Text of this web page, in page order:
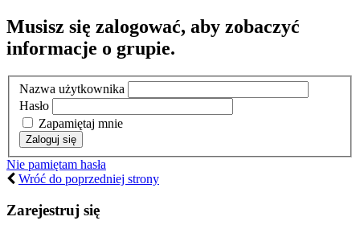
Musisz się zalogować, aby zobaczyć
informacje o grupie.
Nazwa użytkownika
Hasło
Zapamiętaj mnie
Nie pamiętam hasła
Wróć do poprzedniej strony
Zarejestruj się